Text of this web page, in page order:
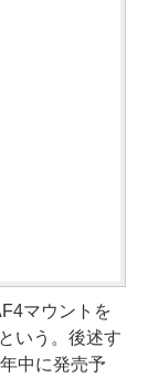
マウントを
いう。後述す
中に発売予